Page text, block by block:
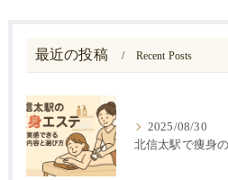
最近の投稿 Recent Posts
2025/08/30